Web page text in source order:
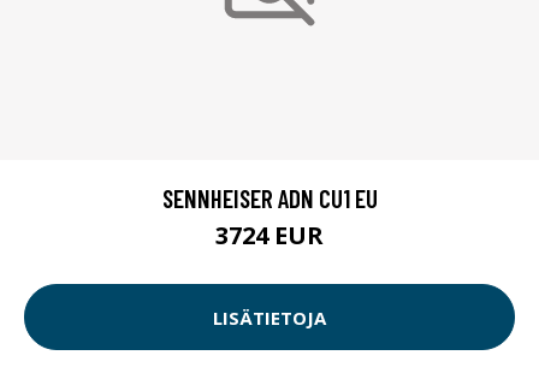
SENNHEISER ADN CU1 EU
3724 EUR
LISÄTIETOJA